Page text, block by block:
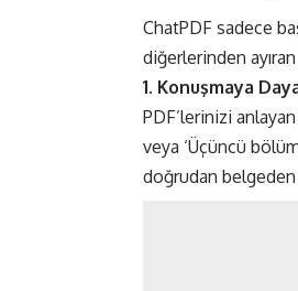
ChatPDF sadece
diğerlerinden
1. Konuşmaya
PDF’lerinizi
veya ‘Üçüncü
doğrudan belgeden